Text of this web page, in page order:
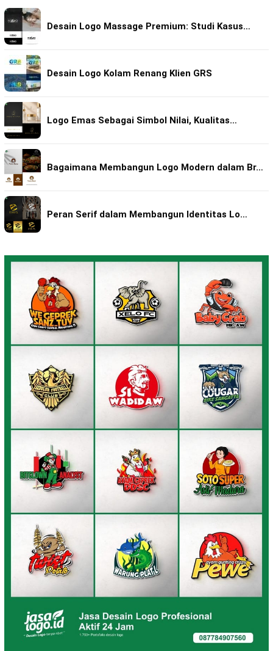
Desain Logo Massage Premium: Studi Kasus…
Desain Logo Kolam Renang Klien GRS
Logo Emas Sebagai Simbol Nilai, Kualitas…
Bagaimana Membangun Logo Modern dalam Br…
Peran Serif dalam Membangun Identitas Lo…